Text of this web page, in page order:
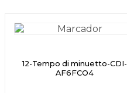
12-Tempo di minuetto-CDI-
AF6FCO4